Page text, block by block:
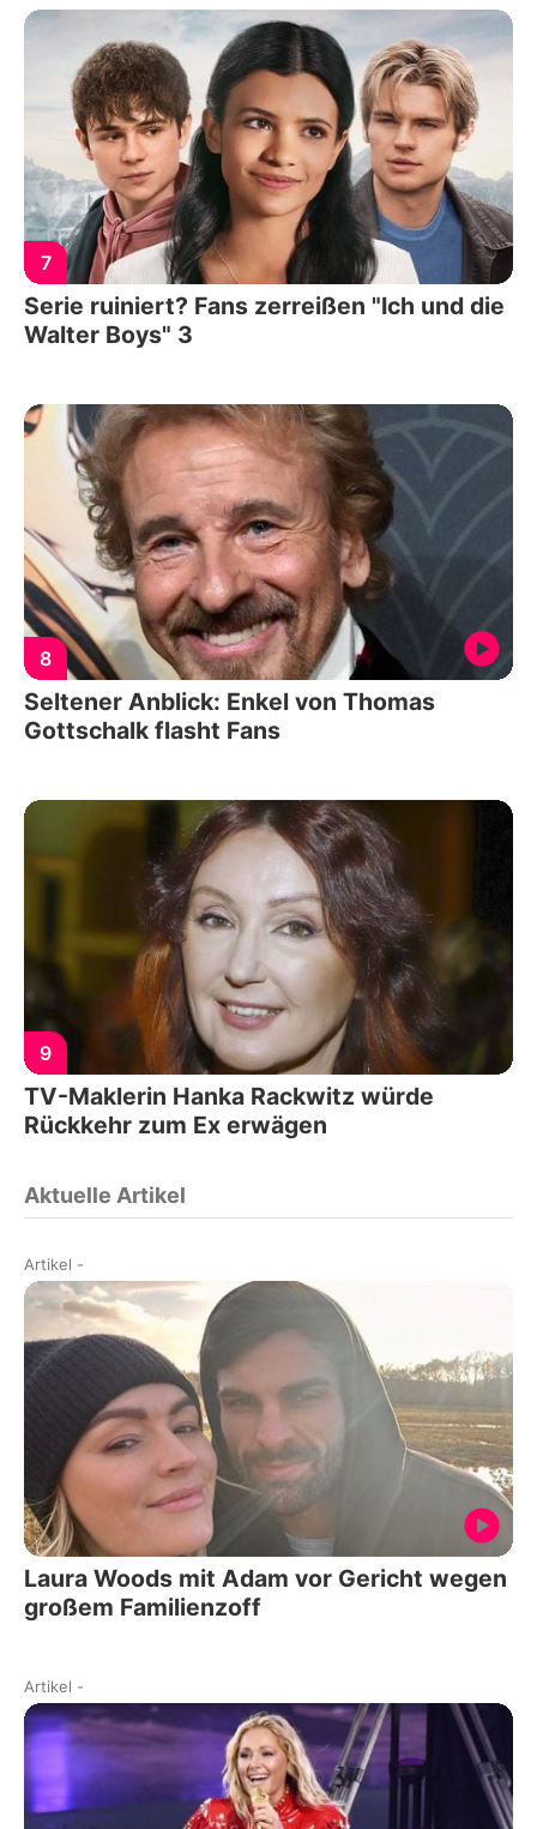
7
Serie ruiniert? Fans zerreißen "Ich und die
Walter Boys" 3
8
Seltener Anblick: Enkel von Thomas
Gottschalk flasht Fans
9
TV-Maklerin Hanka Rackwitz würde
Rückkehr zum Ex erwägen
Aktuelle Artikel
Artikel -
Laura Woods mit Adam vor Gericht wegen
großem Familienzoff
Artikel -